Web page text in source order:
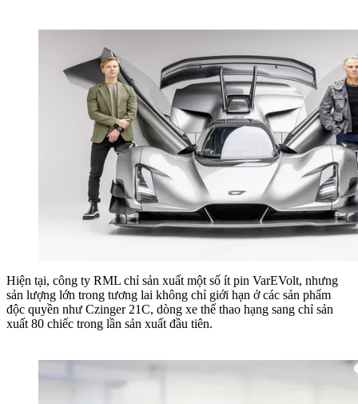
Hiện tại, công ty RML chỉ sản xuất một số ít pin VarEVolt, nhưng
sản lượng lớn trong tương lai không chỉ giới hạn ở các sản phẩm
độc quyền như Czinger 21C, dòng xe thể thao hạng sang chỉ sản
xuất 80 chiếc trong lần sản xuất đầu tiên.